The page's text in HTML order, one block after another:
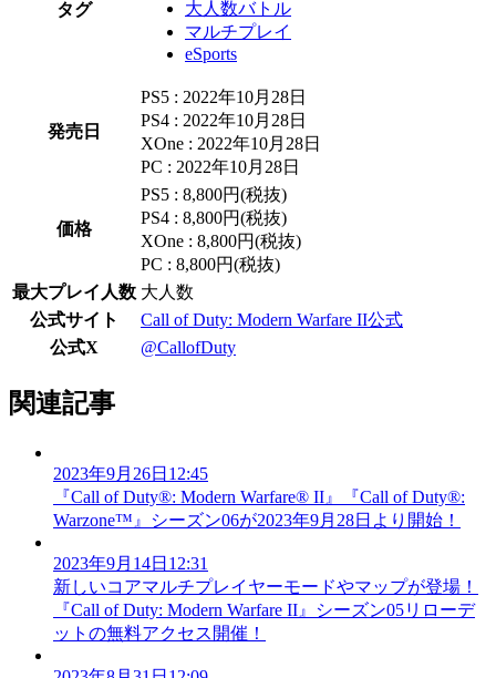
タグ
大人数バトル
マルチプレイ
eSports
発売日
PS5 : 2022年10月28日
PS4 : 2022年10月28日
XOne : 2022年10月28日
PC : 2022年10月28日
価格
PS5 : 8,800円(税抜)
PS4 : 8,800円(税抜)
XOne : 8,800円(税抜)
PC : 8,800円(税抜)
最大プレイ人数 大人数
公式サイト
Call of Duty: Modern Warfare II公式
公式X
@CallofDuty
関連記事
2023年9月26日12:45
『Call of Duty®: Modern Warfare® II』『Call of Duty®:
Warzone™』シーズン06が2023年9月28日より開始！
2023年9月14日12:31
新しいコアマルチプレイヤーモードやマップが登場！
『Call of Duty: Modern Warfare II』シーズン05リローデ
ットの無料アクセス開催！